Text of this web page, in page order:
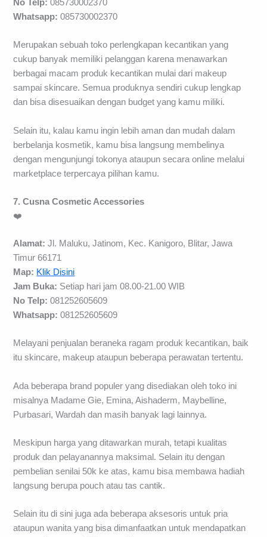
No Telp: 085730002370
Whatsapp: 085730002370
Merupakan sebuah toko perlengkapan kecantikan yang
cukup banyak memiliki pelanggan karena menawarkan
berbagai macam produk kecantikan mulai dari makeup
sampai skincare. Semua produknya sendiri cukup lengkap
dan bisa disesuaikan dengan budget yang kamu miliki.
Selain itu, kalau kamu ingin lebih aman dan mudah dalam
berbelanja kosmetik, kamu bisa langsung membelinya
dengan mengunjungi tokonya ataupun secara online melalui
marketplace terpercaya pilihan kamu.
7. Cusna Cosmetic Accessories
❤️
Alamat: Jl. Maluku, Jatinom, Kec. Kanigoro, Blitar, Jawa
Timur 66171
Map: Klik Disini
Jam Buka: Setiap hari jam 08.00-21.00 WIB
No Telp: 081252605609
Whatsapp: 081252605609
Melayani penjualan beraneka ragam produk kecantikan, baik
itu skincare, makeup ataupun beberapa perawatan tertentu.
Ada beberapa brand populer yang disediakan oleh toko ini
misalnya Madame Gie, Emina, Aishaderm, Maybelline,
Purbasari, Wardah dan masih banyak lagi lainnya.
Meskipun harga yang ditawarkan murah, tetapi kualitas
produk dan pelayanannya maksimal. Selain itu dengan
pembelian senilai 50k ke atas, kamu bisa membawa hadiah
langsung berupa pouch atau tas cantik.
Selain itu di sini juga ada beberapa aksesoris untuk pria
ataupun wanita yang bisa dimanfaatkan untuk mendapatkan